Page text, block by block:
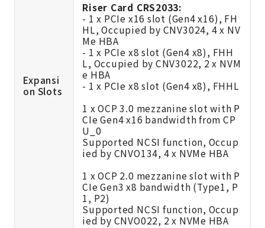
Expansi
on Slots
Riser Card CRS2033:
- 1 x PCIe x16 slot (Gen4 x16), FH
HL, Occupied by CNV3024, 4 x NV
Me HBA
- 1 x PCIe x8 slot (Gen4 x8), FHH
L, Occupied by CNV3022, 2 x NVM
e HBA
- 1 x PCIe x8 slot (Gen4 x8), FHHL
1 x OCP 3.0 mezzanine slot with P
CIe Gen4 x16 bandwidth from CP
U_0
Supported NCSI function, Occup
ied by CNVO134, 4 x NVMe HBA
1 x OCP 2.0 mezzanine slot with P
CIe Gen3 x8 bandwidth (Type1, P
1, P2)
Supported NCSI function, Occup
ied by CNVO022, 2 x NVMe HBA